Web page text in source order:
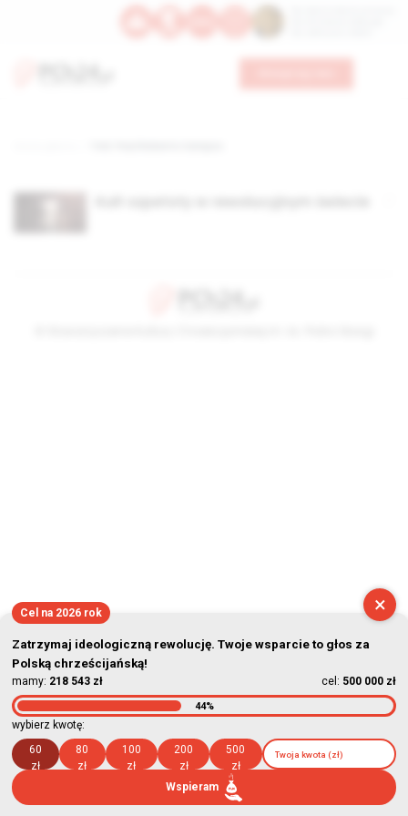
×
Cel na 2026 rok
Zatrzymaj ideologiczną rewolucję. Twoje wsparcie to głos za
Polską chrześcijańską!
mamy: 218 543 zł cel: 500 000 zł
44%
wybierz kwotę:
60
zł
80
zł
100
zł
200
zł
500
zł
Wspieram